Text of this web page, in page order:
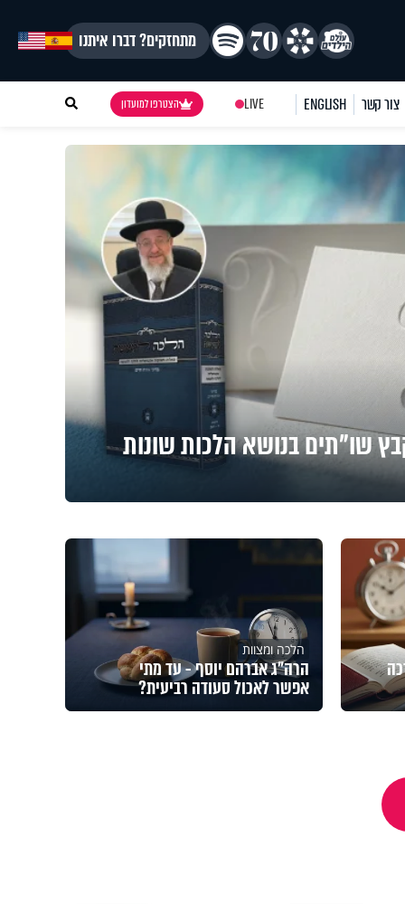
מתחזקים? דברו איתנו
צור קשר ENGLISH
LIVE הצטרפו למועדון
שו"תים בנושא הלכות שונות
הלכה ומצוות
הרה"ג אברהם יוסף - עד מתי
אפשר לאכול סעודה רביעית?